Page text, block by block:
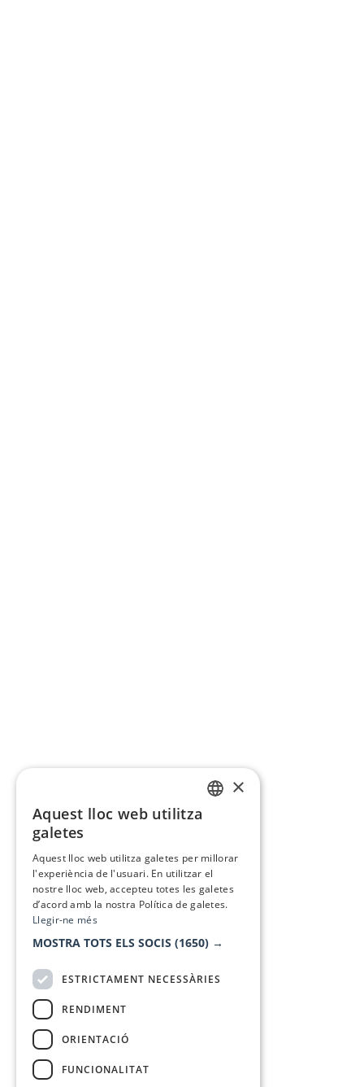
×
Aquest lloc web utilitza
galetes
Aquest lloc web utilitza galetes per millorar
l'experiència de l'usuari. En utilitzar el
nostre lloc web, accepteu totes les galetes
d’acord amb la nostra Política de galetes.
Llegir-ne més
MOSTRA TOTS ELS SOCIS (1650) →
ESTRICTAMENT NECESSÀRIES
RENDIMENT
ORIENTACIÓ
FUNCIONALITAT